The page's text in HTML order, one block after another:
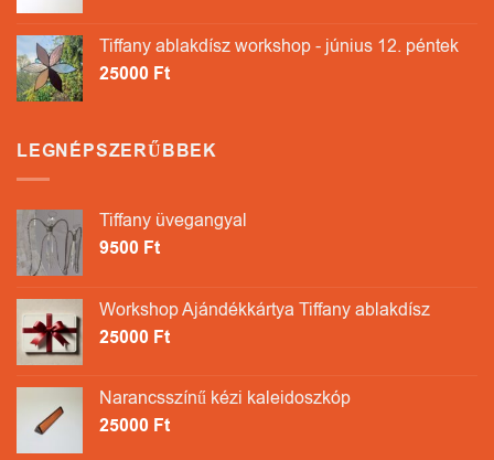
Tiffany ablakdísz workshop - június 12. péntek
25000 Ft
LEGNÉPSZERŰBBEK
Tiffany üvegangyal
9500 Ft
Workshop Ajándékkártya Tiffany ablakdísz
25000 Ft
Narancsszínű kézi kaleidoszkóp
25000 Ft